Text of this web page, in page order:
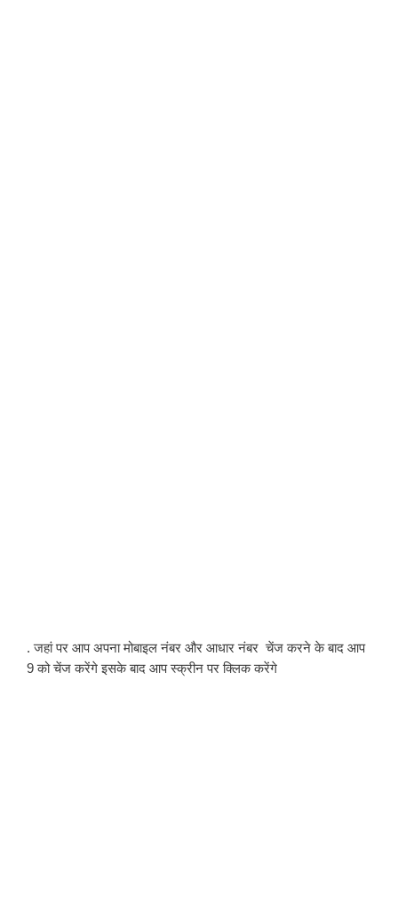
. जहां पर आप अपना मोबाइल नंबर और आधार नंबर  चेंज करने के बाद आप
9 को चेंज करेंगे इसके बाद आप स्क्रीन पर क्लिक करेंगे